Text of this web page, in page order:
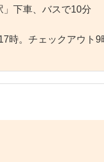
下車、バスで10分
時。チェックアウト9